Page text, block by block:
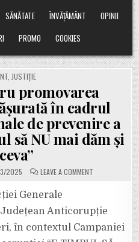
SĂNĂTATE ÎNVĂȚĂMÂNT
OPINII
PROMO COOKIES
JUSTIȚIE
promovarea
în cadrul
de prevenire a
să NU mai dăm și
2025 LEAVE A COMMENTON
EDUCAȚIE
DESFĂȘURATĂ
ÎN
CADRUL
CAMPANIEI
NAȚIONALE
Generale
Anticorupție
în contextul Campaniei